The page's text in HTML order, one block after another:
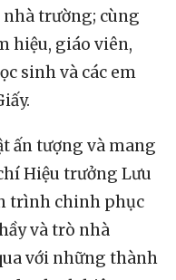
trường; cùng
hiệu, giáo viên,
sinh và các em
ấn tượng và mang
Hiệu trưởng Lưu
trình chinh phục
và trò nhà
với những thành